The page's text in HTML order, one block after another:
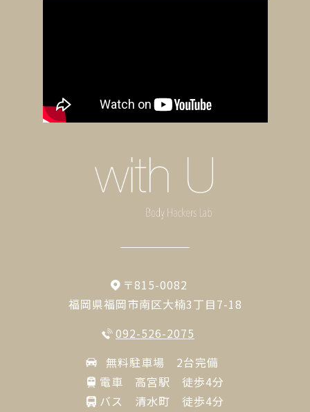
〒815-0082
福岡県福岡市南区大楠3丁目7-18
092-526-2075
無料駐車場 2台完備
電車 高宮駅 徒歩4分
バス 清水町 徒歩4分